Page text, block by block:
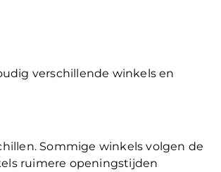
verschillende winkels en
Sommige winkels volgen de
ruimere openingstijden